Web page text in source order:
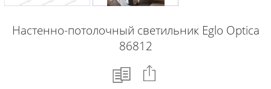
Настенно-потолочный светильник Eglo Optica
86812